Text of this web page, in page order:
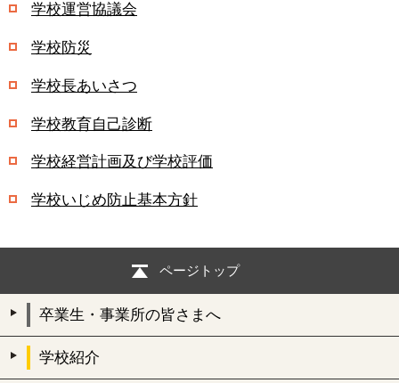
学校運営協議会
学校防災
学校長あいさつ
学校教育自己診断
学校経営計画及び学校評価
学校いじめ防止基本方針
ページトップ
卒業生・事業所の皆さまへ
学校紹介